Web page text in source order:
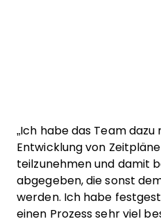
„Ich habe das Team
Entwicklung von
teilzunehmen und damit
abgegeben, die sonst
werden. Ich habe
einen Prozess sehr viel